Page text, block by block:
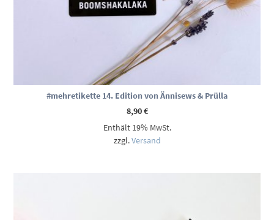
#mehretikette 14. Edition von Ännisews & Prülla
8,90€
Enthält 19% MwSt.
zzgl.Versand